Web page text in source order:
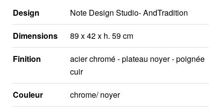
Design Note Design Studio- AndTradition
Dimensions 89 x 42 x h. 59 cm
Finition
acier chromé - plateau noyer - poignée
cuir
Couleur chrome/ noyer